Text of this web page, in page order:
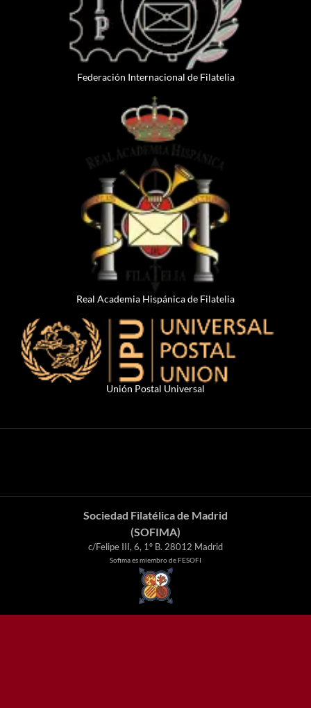
Federación Internacional de Filatelia
Real Academia Hispánica de Filatelia
Unión Postal Universal
Sociedad Filatélica de Madrid
(SOFIMA)
c/Felipe III, 6, 1º B. 28012 Madrid
Sofima es miembro de FESOFI